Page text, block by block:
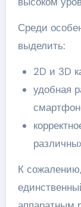
Среди
выделить:
2D и 3D
удобная
К